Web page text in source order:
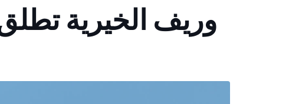
وريف الخيرية